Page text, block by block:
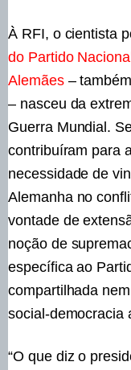
À RFI, o cientista
do Partido
Alemães–
– nasceu da
Guerra Mundial.
contribuíram para
necessidade de
Alemanha no
vontade de
noção de
específica ao
compartilhada
social-democracia
“O que diz o